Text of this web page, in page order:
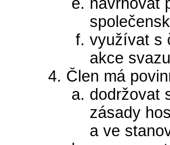
navrhovat
využívat s
akce
Člen má
dodržovat
zásady
a ve